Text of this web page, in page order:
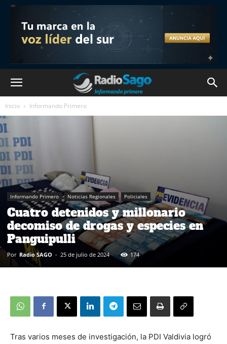
Inicio Informando Primero
Informando Primero Noticias Regionales Policiales
Cuatro detenidos y millonario
decomiso de drogas y especies en
Panguipulli
Por Radio SAGO - 25 de julio de 2024 174
Tras varios meses de investigación, la PDI Valdivia logró